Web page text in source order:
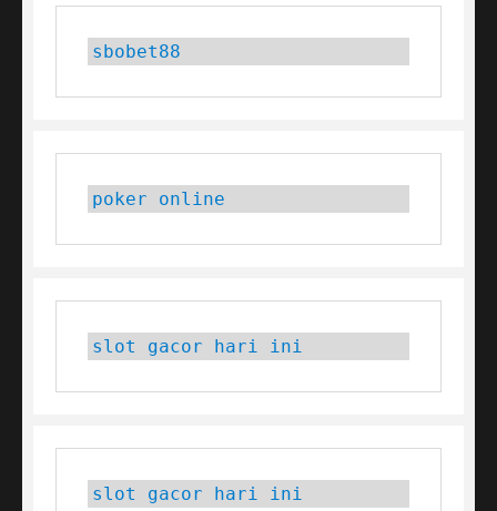
sbobet88
poker online
slot gacor hari ini
slot gacor hari ini